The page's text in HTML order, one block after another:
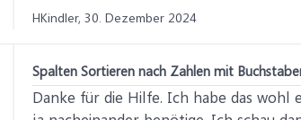
HKindler, 30. Dezember 2024
Spalten Sortieren nach Zahlen mit
Danke für die Hilfe. Ich habe das wohl